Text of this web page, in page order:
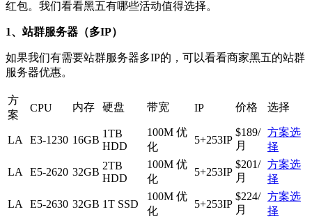
红包。我们看看黑五有哪些活动值得选择。
1、站群服务器（多IP）
如果我们有需要站群服务器多IP的，可以看看商家黑五的站群
服务器优惠。
方
案
CPU 内存 硬盘 带宽 IP 价格 选择
LA E3-1230 16GB
1TB
HDD
100M 优
化
5+253IP
$189/
月
方案选
择
LA E5-2620 32GB
2TB
HDD
100M 优
化
5+253IP
$201/
月
方案选
择
LA E5-2630 32GB 1T SSD
100M 优
化
5+253IP
$224/
月
方案选
择